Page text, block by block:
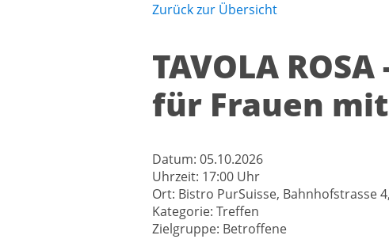
Zurück zur Übersicht
TAVOLA
für Frauen
Datum: 05.10.2026
Uhrzeit: 17:00 Uhr
Ort: Bistro PurSuisse, Bahnhofstrasse
Kategorie: Treffen
Zielgruppe: Betroffene